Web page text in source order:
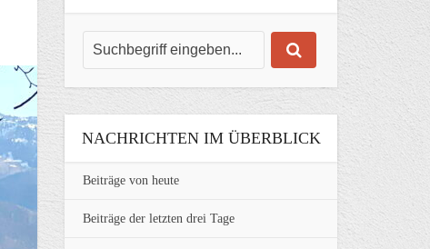
NACHRICHTEN IM ÜBERBLICK
Beiträge von heute
Beiträge der letzten drei Tage